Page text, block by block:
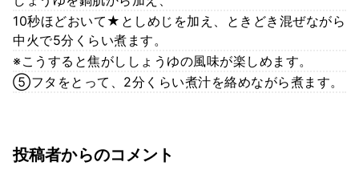
10秒ほどおいて★としめじを加え、ときどき混ぜながら
中火で5分くらい煮ます。
※こうすると焦がししょうゆの風味が楽しめます。
⑤フタをとって、2分くらい煮汁を絡めながら煮ます。
投稿者からのコメント